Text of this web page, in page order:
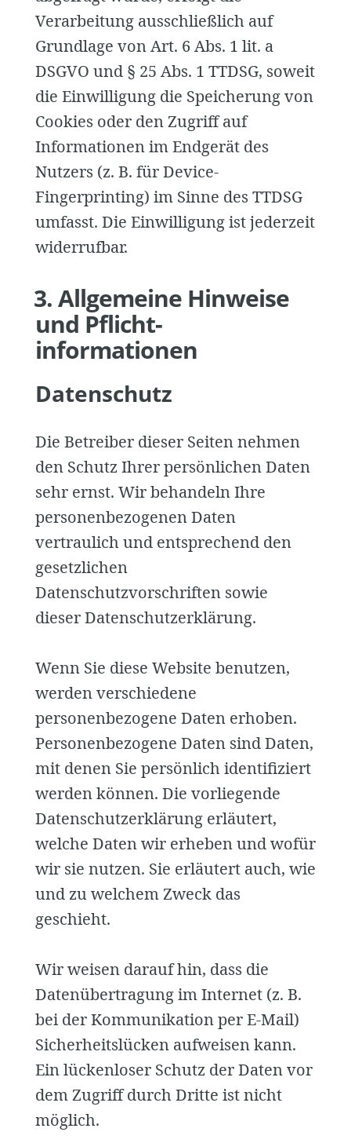
Verarbeitung ausschließlich auf
Grundlage von Art. 6 Abs. 1 lit. a
DSGVO und § 25 Abs. 1 TTDSG, soweit
die Einwilligung die Speicherung von
Cookies oder den Zugriff auf
Informationen im Endgerät des
Nutzers (z. B. für Device-
Fingerprinting) im Sinne des TTDSG
umfasst. Die Einwilligung ist jederzeit
widerrufbar.
3. Allgemeine Hinweise
und Pflicht­
informationen
Datenschutz
Die Betreiber dieser Seiten nehmen
den Schutz Ihrer persönlichen Daten
sehr ernst. Wir behandeln Ihre
personenbezogenen Daten
vertraulich und entsprechend den
gesetzlichen
Datenschutzvorschriften sowie
dieser Datenschutzerklärung.
Wenn Sie diese Website benutzen,
werden verschiedene
personenbezogene Daten erhoben.
Personenbezogene Daten sind Daten,
mit denen Sie persönlich identifiziert
werden können. Die vorliegende
Datenschutzerklärung erläutert,
welche Daten wir erheben und wofür
wir sie nutzen. Sie erläutert auch, wie
und zu welchem Zweck das
geschieht.
Wir weisen darauf hin, dass die
Datenübertragung im Internet (z. B.
bei der Kommunikation per E-Mail)
Sicherheitslücken aufweisen kann.
Ein lückenloser Schutz der Daten vor
dem Zugriff durch Dritte ist nicht
möglich.